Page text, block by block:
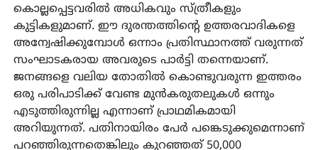
കൊല്ലപ്പെട്ടവരില്‍ അധികവും സ്ത്രീകളും
കുട്ടികളുമാണ്. ഈ ദുരന്തത്തിന്റെ ഉത്തരവാദികളെ
അന്വേഷിക്കുമ്പോള്‍ ഒന്നാം പ്രതിസ്ഥാനത്ത് വരുന്നത്
സംഘാടകരായ അവരുടെ പാര്‍ട്ടി തന്നെയാണ്.
ജനങ്ങളെ വലിയ തോതില്‍ കൊണ്ടുവരുന്ന ഇത്തരം
ഒരു പരിപാടിക്ക് വേണ്ട മുന്‍കരുതലുകള്‍ ഒന്നും
എടുത്തിരുന്നില്ല എന്നാണ് പ്രാഥമികമായി
അറിയുന്നത്. പതിനായിരം പേര്‍ പങ്കെടുക്കുമെന്നാണ്
പറഞ്ഞിരുന്നതെങ്കിലും കുറഞ്ഞത് 50,000